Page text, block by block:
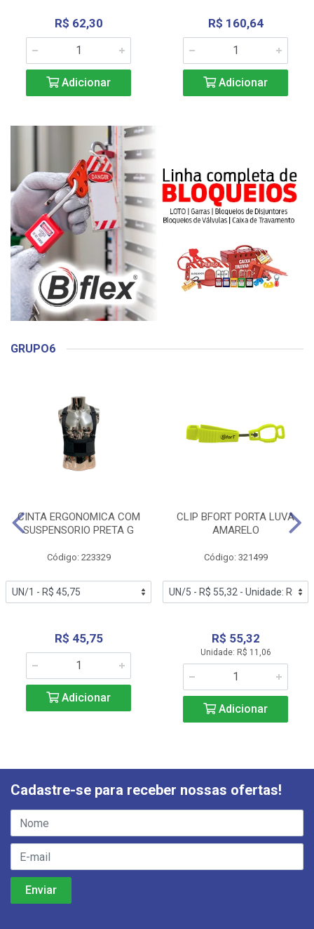
R$ 62,30
Adicionar
R$ 160,64
Adicionar
GRUPO6
CINTA ERGONOMICA COM
SUSPENSORIO PRETA G
Código: 223329
R$ 45,75
Adicionar
CLIP BFORT PORTA LUVA
AMARELO
Código: 321499
R$ 55,32
Unidade: R$ 11,06
Adicionar
Cadastre-se para receber nossas ofertas!